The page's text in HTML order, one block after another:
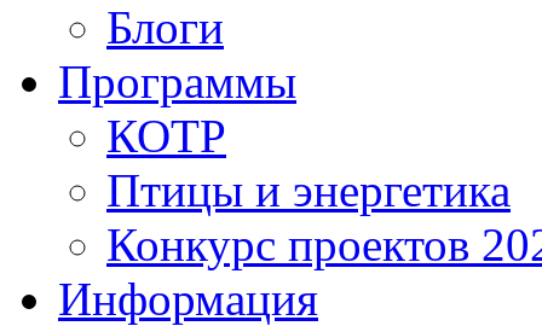
Блоги
Программы
КОТР
Птицы и энергетика
Конкурс проектов
Информация